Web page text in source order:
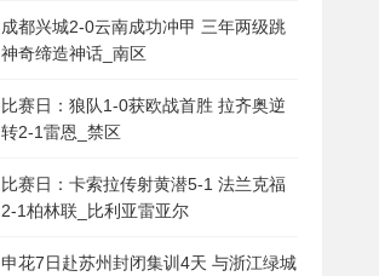
成都兴城2-0云南成功冲甲 三年两级跳
神奇缔造神话_南区
比赛日：狼队1-0获欧战首胜 拉齐奥逆
转2-1雷恩_禁区
比赛日：卡索拉传射黄潜5-1 法兰克福
2-1柏林联_比利亚雷亚尔
申花7日赴苏州封闭集训4天 与浙江绿城